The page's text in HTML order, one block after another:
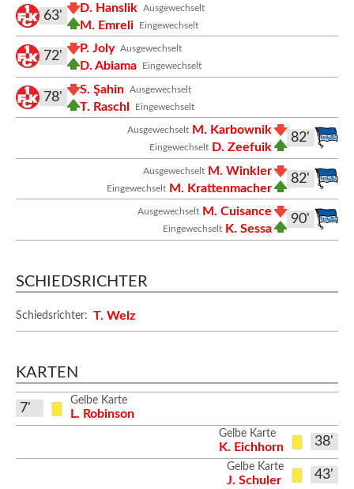
Ausgewechselt
D. Hanslik
Eingewechselt
M. Emreli
63'
Ausgewechselt
P. Joly
Eingewechselt
D. Abiama
72'
Ausgewechselt
S. Şahin
Eingewechselt
T. Raschl
78'
82'
Ausgewechselt M. Karbownik
Eingewechselt D. Zeefuik
82'
Ausgewechselt M. Winkler
Eingewechselt M. Krattenmacher
90'
Ausgewechselt M. Cuisance
Eingewechselt K. Sessa
SCHIEDSRICHTER
Schiedsrichter: T. Welz
KARTEN
Gelbe Karte
L. Robinson
7'
38'
Gelbe Karte
K. Eichhorn
43'
Gelbe Karte
J. Schuler